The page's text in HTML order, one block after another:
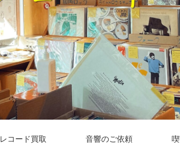
レコード買取 音響のご依頼